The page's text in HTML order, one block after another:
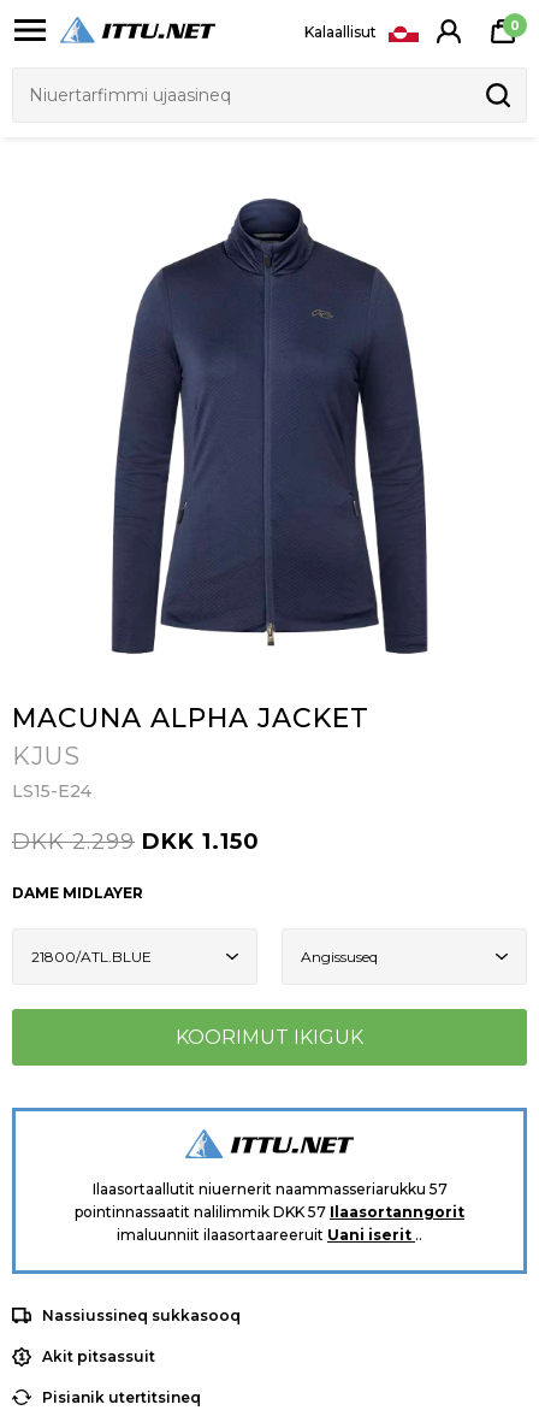
Kalaallisut 0
MACUNA ALPHA JACKET
KJUS
LS15-E24
DKK 2.299 DKK 1.150
DAME MIDLAYER
Ilaasortaallutit niuernerit naammasseriarukku 57
pointinnassaatit nalilimmik DKK 57 Ilaasortanngorit
imaluunniit ilaasortaareeruit Uani iserit ..
Nassiussineq sukkasooq
Akit pitsassuit
Pisianik utertitsineq